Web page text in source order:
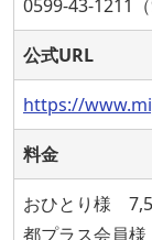
0599-43-1211
公式URL
https://
料金
おひとり様
都プラス会員